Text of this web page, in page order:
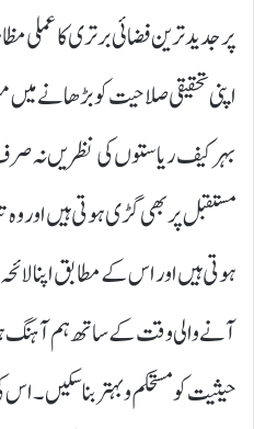
پر جدید ترین فضائی برتری کا عملی
اپنی تحقیقی صلاحیت کو بڑھانے
بہرکیف ریاستوں کی نظریں نہ
مستقبل پربھی گڑی ہوتی ہیں اور
ہوتی ہیں اور اس کے مطابق اپنا
آنے والی وقت کے ساتھ ہم آہنگ ہو
حیثیت کومستحکم و بہتر بنا سکیں۔